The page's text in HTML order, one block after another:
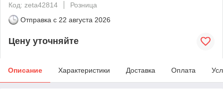
Код: zeta42814
Розница
Отправка с 22 августа 2026
Цену уточняйте
Описание Характеристики Доставка Оплата